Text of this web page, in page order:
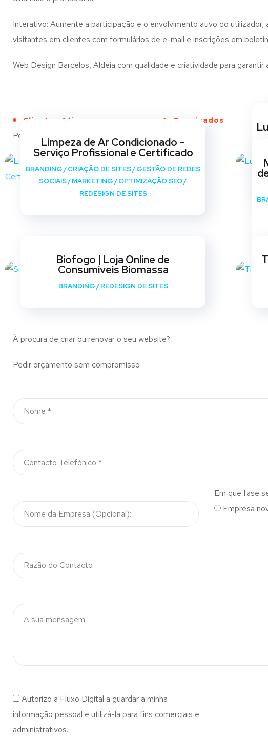
Interativo: Aumente a participação e o envolvimento ativo do
visitantes em clientes com formulários de e-mail e inscrições em
Web Design Barcelos, Aldeia com qualidade e criatividade para
Clientes Ativos Terminados
Portfólio
Limpeza de Ar Condicionado –
Serviço Profissional e Certificado
BRANDING/CRIAÇÃO DE SITES/GESTÃO DE REDES
SOCIAIS/MARKETING/OPTIMIZAÇÃO SEO/
REDESIGN DE SITES
Biofogo | Loja Online de
Consumíveis Biomassa
BRANDING/REDESIGN DE SITES
À procura de criar ou renovar o seu website?
Pedir orçamento sem compromisso
Em que fase
Empresa
Autorizo a Fluxo Digital a guardar a minha
informação pessoal e utilizá-la para fins comerciais e
administrativos.